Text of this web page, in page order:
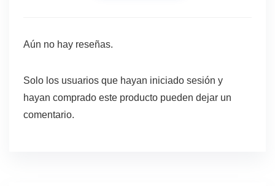
Aún no hay reseñas.
Solo los usuarios que hayan iniciado sesión y
hayan comprado este producto pueden dejar un
comentario.